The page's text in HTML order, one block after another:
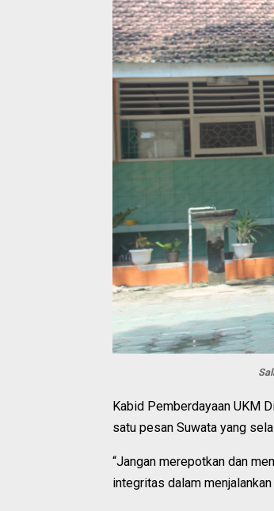
Kabid Pemberdayaan UKM
satu pesan Suwata yang
“Jangan merepotkan dan
integritas dalam menjalankan